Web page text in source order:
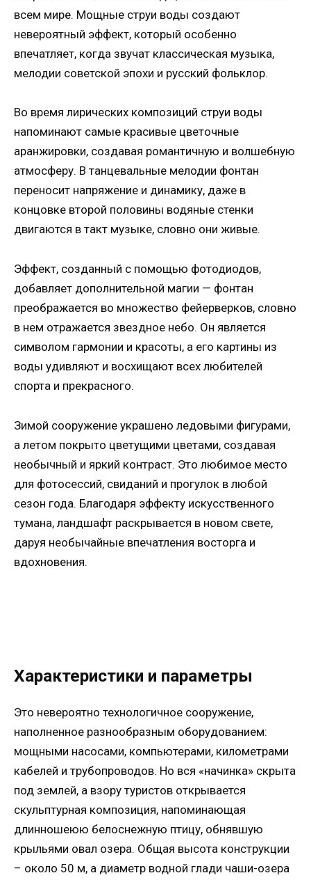
всем мире. Мощные струи воды создают
невероятный эффект, который особенно
впечатляет, когда звучат классическая музыка,
мелодии советской эпохи и русский фольклор.
Во время лирических композиций струи воды
напоминают самые красивые цветочные
аранжировки, создавая романтичную и волшебную
атмосферу. В танцевальные мелодии фонтан
переносит напряжение и динамику, даже в
концовке второй половины водяные стенки
двигаются в такт музыке, словно они живые.
Эффект, созданный с помощью фотодиодов,
добавляет дополнительной магии — фонтан
преображается во множество фейерверков, словно
в нем отражается звездное небо. Он является
символом гармонии и красоты, а его картины из
воды удивляют и восхищают всех любителей
спорта и прекрасного.
Зимой сооружение украшено ледовыми фигурами,
а летом покрыто цветущими цветами, создавая
необычный и яркий контраст. Это любимое место
для фотосессий, свиданий и прогулок в любой
сезон года. Благодаря эффекту искусственного
тумана, ландшафт раскрывается в новом свете,
даруя необычайные впечатления восторга и
вдохновения.
Характеристики и параметры
Это невероятно технологичное сооружение,
наполненное разнообразным оборудованием:
мощными насосами, компьютерами, километрами
кабелей и трубопроводов. Но вся «начинка» скрыта
под землей, а взору туристов открывается
скульптурная композиция, напоминающая
длинношеюю белоснежную птицу, обнявшую
крыльями овал озера. Общая высота конструкции
– около 50 м, а диаметр водной глади чаши-озера